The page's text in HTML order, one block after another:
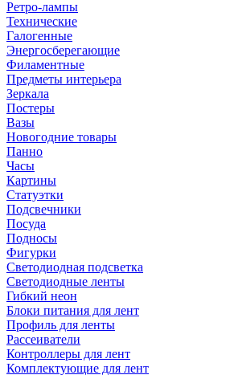
Ретро-лампы
Технические
Галогенные
Энергосберегающие
Филаментные
Предметы интерьера
Зеркала
Постеры
Вазы
Новогодние товары
Панно
Часы
Картины
Статуэтки
Подсвечники
Посуда
Подносы
Фигурки
Светодиодная подсветка
Светодиодные ленты
Гибкий неон
Блоки питания для лент
Профиль для ленты
Рассеиватели
Контроллеры для лент
Комплектующие для лент